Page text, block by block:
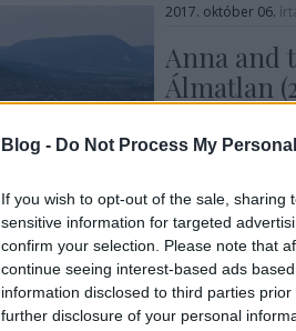
Blog - Do Not Process My
If you wish to opt-out of the sale,
sensitive information for targeted
confirm your selection. Please note that
continue seeing interest-based ads
information disclosed to third parties
further disclosure of your personal
2017. október 06.
Anna and
Álmatlan
& the Barbies a
zenekar
egyes műfajok
össze őket a
módon,
viszonylatban